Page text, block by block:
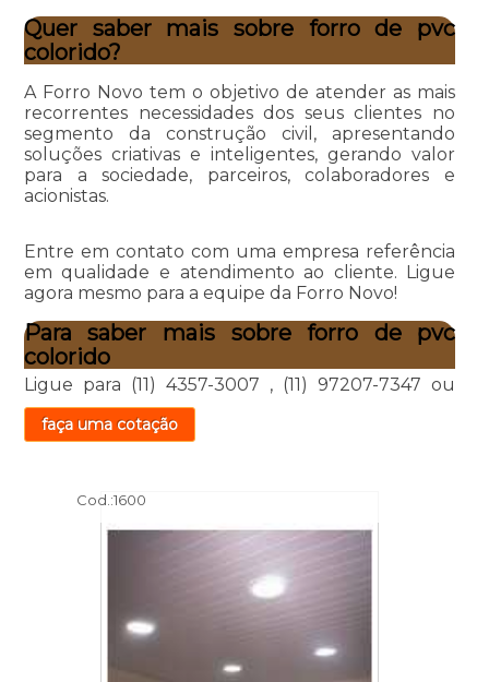
Quer saber mais sobre forro de pvc
colorido?
A Forro Novo tem o objetivo de atender as mais
recorrentes necessidades dos seus clientes no
segmento da construção civil, apresentando
soluções criativas e inteligentes, gerando valor
para a sociedade, parceiros, colaboradores e
acionistas.
Entre em contato com uma empresa referência
em qualidade e atendimento ao cliente. Ligue
agora mesmo para a equipe da Forro Novo!
Para saber mais sobre forro de pvc
colorido
Ligue para (11) 4357-3007 , (11) 97207-7347 ou
faça uma cotação
Cod.:1600